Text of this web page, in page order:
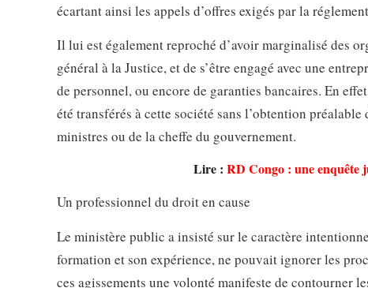
écartant ainsi les appels d’offres exigés par la
Il lui est également reproché d’avoir marginalisé des
général à la Justice, et de s’être engagé avec une
de personnel, ou encore de garanties bancaires. En
été transférés à cette société sans l’obtention
ministres ou de la cheffe du gouvernement.
Lire : RD Congo : une enquête
Un professionnel du droit en cause
Le ministère public a insisté sur le caractère
formation et son expérience, ne pouvait ignorer les
ces agissements une volonté manifeste de contourner